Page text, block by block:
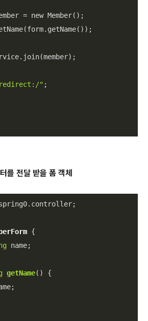
= new Member();
" ;
를 전달 받을 폼 객체
{
name;
getName( )
{